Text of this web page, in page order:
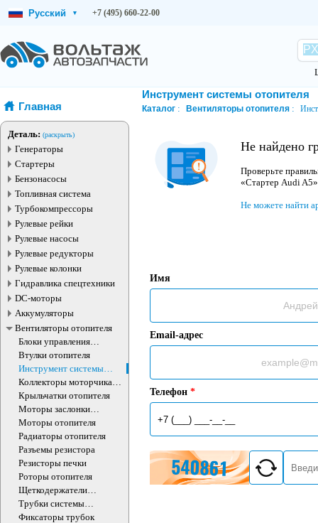
Русский ▾ +7 (495) 660-22-00
Главная
Деталь: (раскрыть)
Генераторы
Стартеры
Бензонасосы
Топливная система
Турбокомпрессоры
Рулевые рейки
Рулевые насосы
Рулевые редукторы
Рулевые колонки
Гидравлика спецтехники
DC-моторы
Аккумуляторы
Вентиляторы отопителя
Блоки управления
отопителем
Втулки отопителя
Инструмент системы
отопителя
Коллекторы моторчика
отопителя
Крыльчатки отопителя
Моторы заслонки
отопителя
Моторы отопителя
Радиаторы отопителя
Разъемы резистора
Резисторы печки
Роторы отопителя
Щеткодержатели
моторчика печки
Трубки системы
отопления
Фиксаторы трубок
Инструмент системы отопителя
Каталог Вентиляторы отопителя
Не найдено
Проверьте
«Стартер Audi
Не можете найти
Имя
Email-адрес
Телефон *